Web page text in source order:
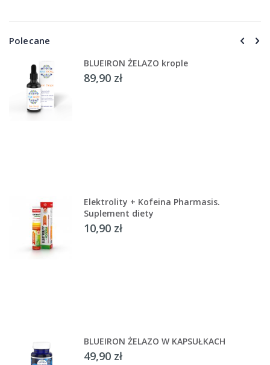
Polecane
BLUEIRON ŻELAZO krople
89,90 zł
Elektrolity + Kofeina Pharmasis.
Suplement diety
10,90 zł
BLUEIRON ŻELAZO W KAPSUŁKACH
49,90 zł